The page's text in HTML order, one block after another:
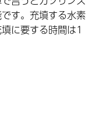
す。充填する水素
に要する時間は1